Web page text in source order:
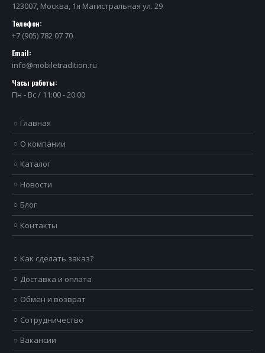
123007, Москва, 1я Магистральная ул. 29
Телефон:
+7 (905) 782 07 70
Email:
info@mobiletradition.ru
Часы работы:
Пн - Вс / 11:00 - 20:00
Главная
О компании
Каталог
Новости
Блог
Контакты
Как сделать заказ?
Доставка и оплата
Обмен и возврат
Сотрудничество
Вакансии